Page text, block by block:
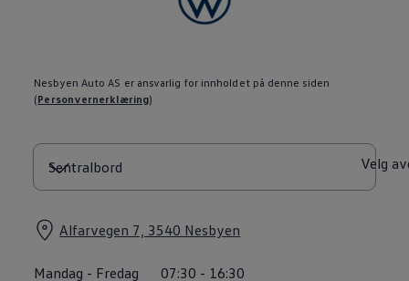
Lease eller kjøpe bil
Hjemmelading
Hurtiglading
Ruteplanlegger
Rekkevidde-kalkulator
Ladekalkulator
Oppgitt vs. faktisk rekkevidde
Min Volkswagen
Biltilbehør
Programvareoppdateringer
Instruksjonsbok
Nesbyen Auto AS er ansvarlig for innholdet på denne siden
(Personvernerklæring)
Velg
Alfarvegen 7, 3540 Nesbyen
Mandag - Fredag 07:30 - 16:30